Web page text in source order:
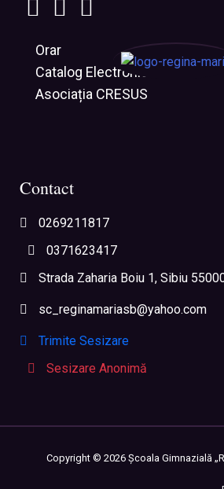
Orar
Catalog Electronic
Asociația CRESUS
Contact
0269211817
0371623417
Strada Zaharia Boiu 1, Sibiu
sc_reginamariasb@yahoo.com
Trimite Sesizare
Sesizare Anonimă
Copyright © 2026 Școala Gimnazială